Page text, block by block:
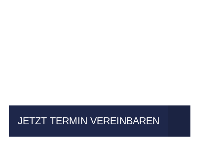
JETZT TERMIN VEREINBAREN